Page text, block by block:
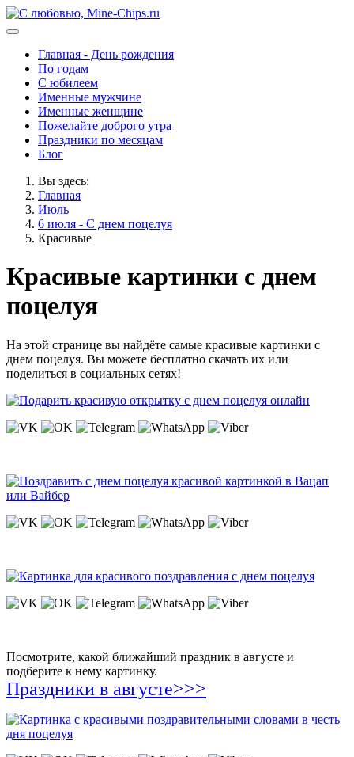
Главная - День рождения
По годам
С юбилеем
Именные мужчине
Именные женщине
Пожелайте доброго утра
Праздники по месяцам
Блог
Вы здесь:
Главная
Июль
6 июля - С днем поцелуя
Красивые
Красивые картинки с днем
поцелуя
На этой странице вы найдёте самые красивые картинки с
днем поцелуя. Вы можете бесплатно скачать их или
поделиться в социальных сетях!
Посмотрите, какой ближайший праздник в августе и
подберите к нему картинку.
Праздники в августе>>>